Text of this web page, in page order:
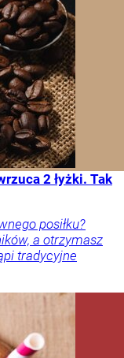
2 łyżki. Tak
posiłku?
a otrzymasz
tradycyjne